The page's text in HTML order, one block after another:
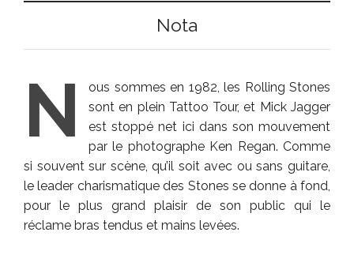
Nota
N
ous sommes en 1982, les Rolling Stones
sont en plein Tattoo Tour, et Mick Jagger
est stoppé net ici dans son mouvement
par le photographe Ken Regan. Comme
si souvent sur scène, qu’il soit avec ou sans guitare,
le leader charismatique des Stones se donne à fond,
pour le plus grand plaisir de son public qui le
réclame bras tendus et mains levées.